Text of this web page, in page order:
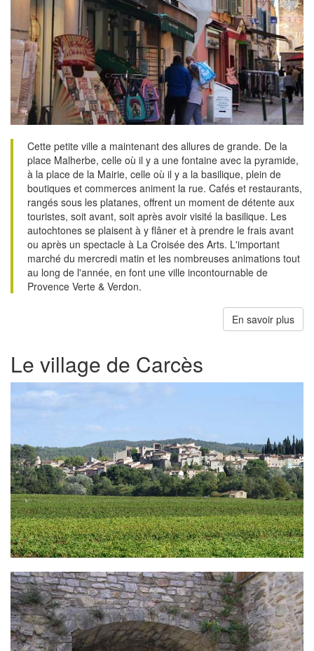
Cette petite ville a maintenant des allures de grande. De la
place Malherbe, celle où il y a une fontaine avec la pyramide,
à la place de la Mairie, celle où il y a la basilique, plein de
boutiques et commerces animent la rue. Cafés et restaurants,
rangés sous les platanes, offrent un moment de détente aux
touristes, soit avant, soit après avoir visité la basilique. Les
autochtones se plaisent à y flâner et à prendre le frais avant
ou après un spectacle à La Croisée des Arts. L'important
marché du mercredi matin et les nombreuses animations tout
au long de l'année, en font une ville incontournable de
Provence Verte & Verdon.
En savoir plus
Le village de Carcès